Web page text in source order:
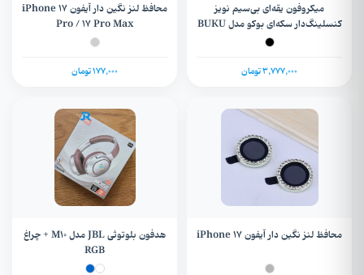
میکروفون یقه‌ای بی‌سیم نویز
کنسلینگ‌دار سکه‌ای بوکو مدل BUKU
LJ-012
3,777,000 تومان
محافظ لنز نگین دار آیفون iPhone 17
Pro / 17 Pro Max
177,000 تومان
محافظ لنز نگین دار آیفون iPhone 17
هدفون بلوتوثی JBL مدل M10 + چراغ
RGB